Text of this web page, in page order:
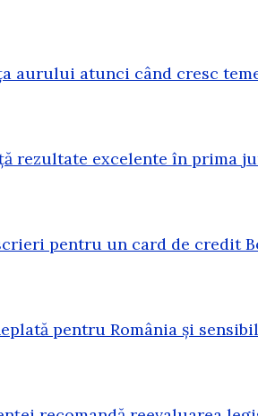
aurului atunci când cresc
rezultate excelente în prima
pentru un card de credit
pentru România și